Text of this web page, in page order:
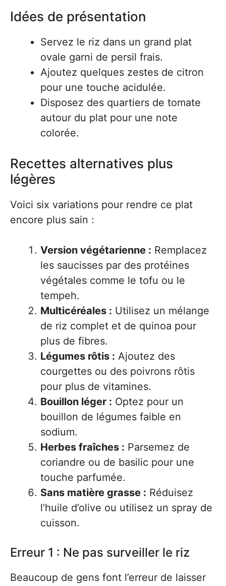
Idées de présentation
Servez le riz dans un grand plat
ovale garni de persil frais.
Ajoutez quelques zestes de citron
pour une touche acidulée.
Disposez des quartiers de tomate
autour du plat pour une note
colorée.
Recettes alternatives plus
légères
Voici six variations pour rendre ce plat
encore plus sain :
Version végétarienne : Remplacez
les saucisses par des protéines
végétales comme le tofu ou le
tempeh.
Multicéréales : Utilisez un mélange
de riz complet et de quinoa pour
plus de fibres.
Légumes rôtis : Ajoutez des
courgettes ou des poivrons rôtis
pour plus de vitamines.
Bouillon léger : Optez pour un
bouillon de légumes faible en
sodium.
Herbes fraîches : Parsemez de
coriandre ou de basilic pour une
touche parfumée.
Sans matière grasse : Réduisez
l’huile d’olive ou utilisez un spray de
cuisson.
Erreur 1 : Ne pas surveiller le riz
Beaucoup de gens font l’erreur de laisser